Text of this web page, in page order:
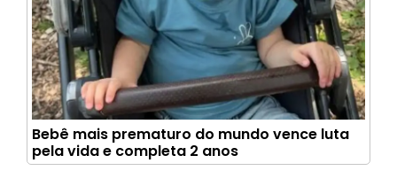
Bebê mais prematuro do mundo vence luta
pela vida e completa 2 anos